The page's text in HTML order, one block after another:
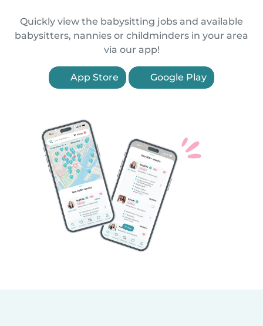
Quickly view the babysitting jobs and available
babysitters, nannies or childminders in your area
via our app!
App Store Google Play